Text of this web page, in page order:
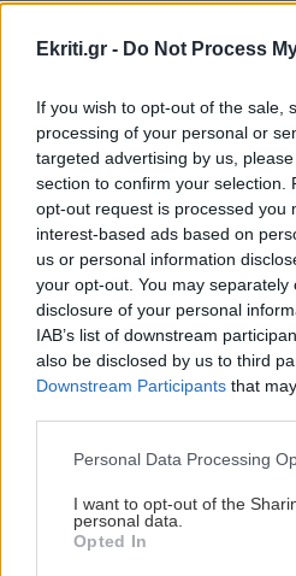
Ekriti.gr - Do Not Process
If you wish to opt-out of the sale,
processing of your personal or
targeted advertising by us,
section to confirm your selection.
opt-out request is processed you
interest-based ads based on
us or personal information
your opt-out. You may
disclosure of your personal
IAB’s list of downstream
also be disclosed by us to third
Downstream Participants that
Personal Data Processing
I want to opt-out of the
personal data.
Opted In
GOSSIP - LIFESTYLE
Η Μπάρμπρα Στρέιζαντ
της παιδικό βιβλίο
ΑΘΛΗΤΙΚΑ
Europa League: Η
ΠΑΟΚ στην Τούμπα κι όλα
Βρυξέλλες
ποδοσφαιριστών
ΑΘΛΗΤΙΚΑ
ΠΕΡΙΣΣΟΤΕΡΑ
ΕΛΛΑΔΑ
Κυψέλη: «Δεν
επιφύλαξη» -
Αφγανός
απολογία
ΚΡΗΤΗ
Κρήτη:
ξημερώματα